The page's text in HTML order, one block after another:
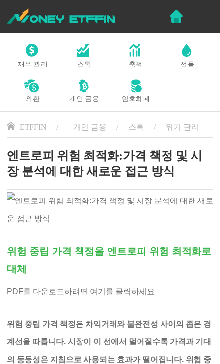
재무 관리 스톡 축적 선물
외환 개인 금융 암호화폐
ETFFIN 개인 금융 스톡 위기 관리
엔트로피 위험 최적화:가격 책정 및 시
장 분석에 대한 새로운 접근 방식
위험 중립 가격 책정을 엔트로피 위험 최적화로
대체
PDF를 다운로드하려면 여기를 클릭하세요
위험 중립 가격 책정은 차익거래와 불완전성 사이의 좁은 경
계선을 따릅니다. 시장이 이 선에서 멀어질수록 가격과 기대
의 동등성은 지침으로 사용되는 효과가 떨어집니다. 위험 중